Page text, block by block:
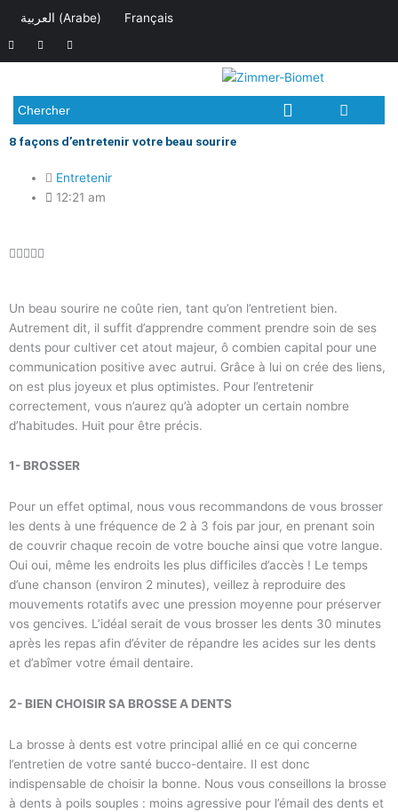
contenu
العربية (Arabe) Français
F
a
c
-
I
n
s
a
m
L
i
n
n
Chercher
8 façons d’entretenir votre beau sourire
Entretenir
12:21 am

5
Un beau sourire ne coûte rien, tant qu’on l’entretient bien.
Autrement dit, il suffit d’apprendre comment prendre soin de ses
dents pour cultiver cet atout majeur, ô combien capital pour une
communication positive avec autrui. Grâce à lui on crée des liens,
on est plus joyeux et plus optimistes. Pour l’entretenir
correctement, vous n’aurez qu’à adopter un certain nombre
d’habitudes. Huit pour être précis.
1- BROSSER
Pour un effet optimal, nous vous recommandons de vous brosser
les dents à une fréquence de 2 à 3 fois par jour, en prenant soin
de couvrir chaque recoin de votre bouche ainsi que votre langue.
Oui oui, même les endroits les plus difficiles d’accès ! Le temps
d’une chanson (environ 2 minutes), veillez à reproduire des
mouvements rotatifs avec une pression moyenne pour préserver
vos gencives. L’idéal serait de vous brosser les dents 30 minutes
après les repas afin d’éviter de répandre les acides sur les dents
et d’abîmer votre émail dentaire.
2- BIEN CHOISIR SA BROSSE A DENTS
La brosse à dents est votre principal allié en ce qui concerne
l’entretien de votre santé bucco-dentaire. Il est donc
indispensable de choisir la bonne. Nous vous conseillons la brosse
à dents à poils souples : moins agressive pour l’émail des dents et